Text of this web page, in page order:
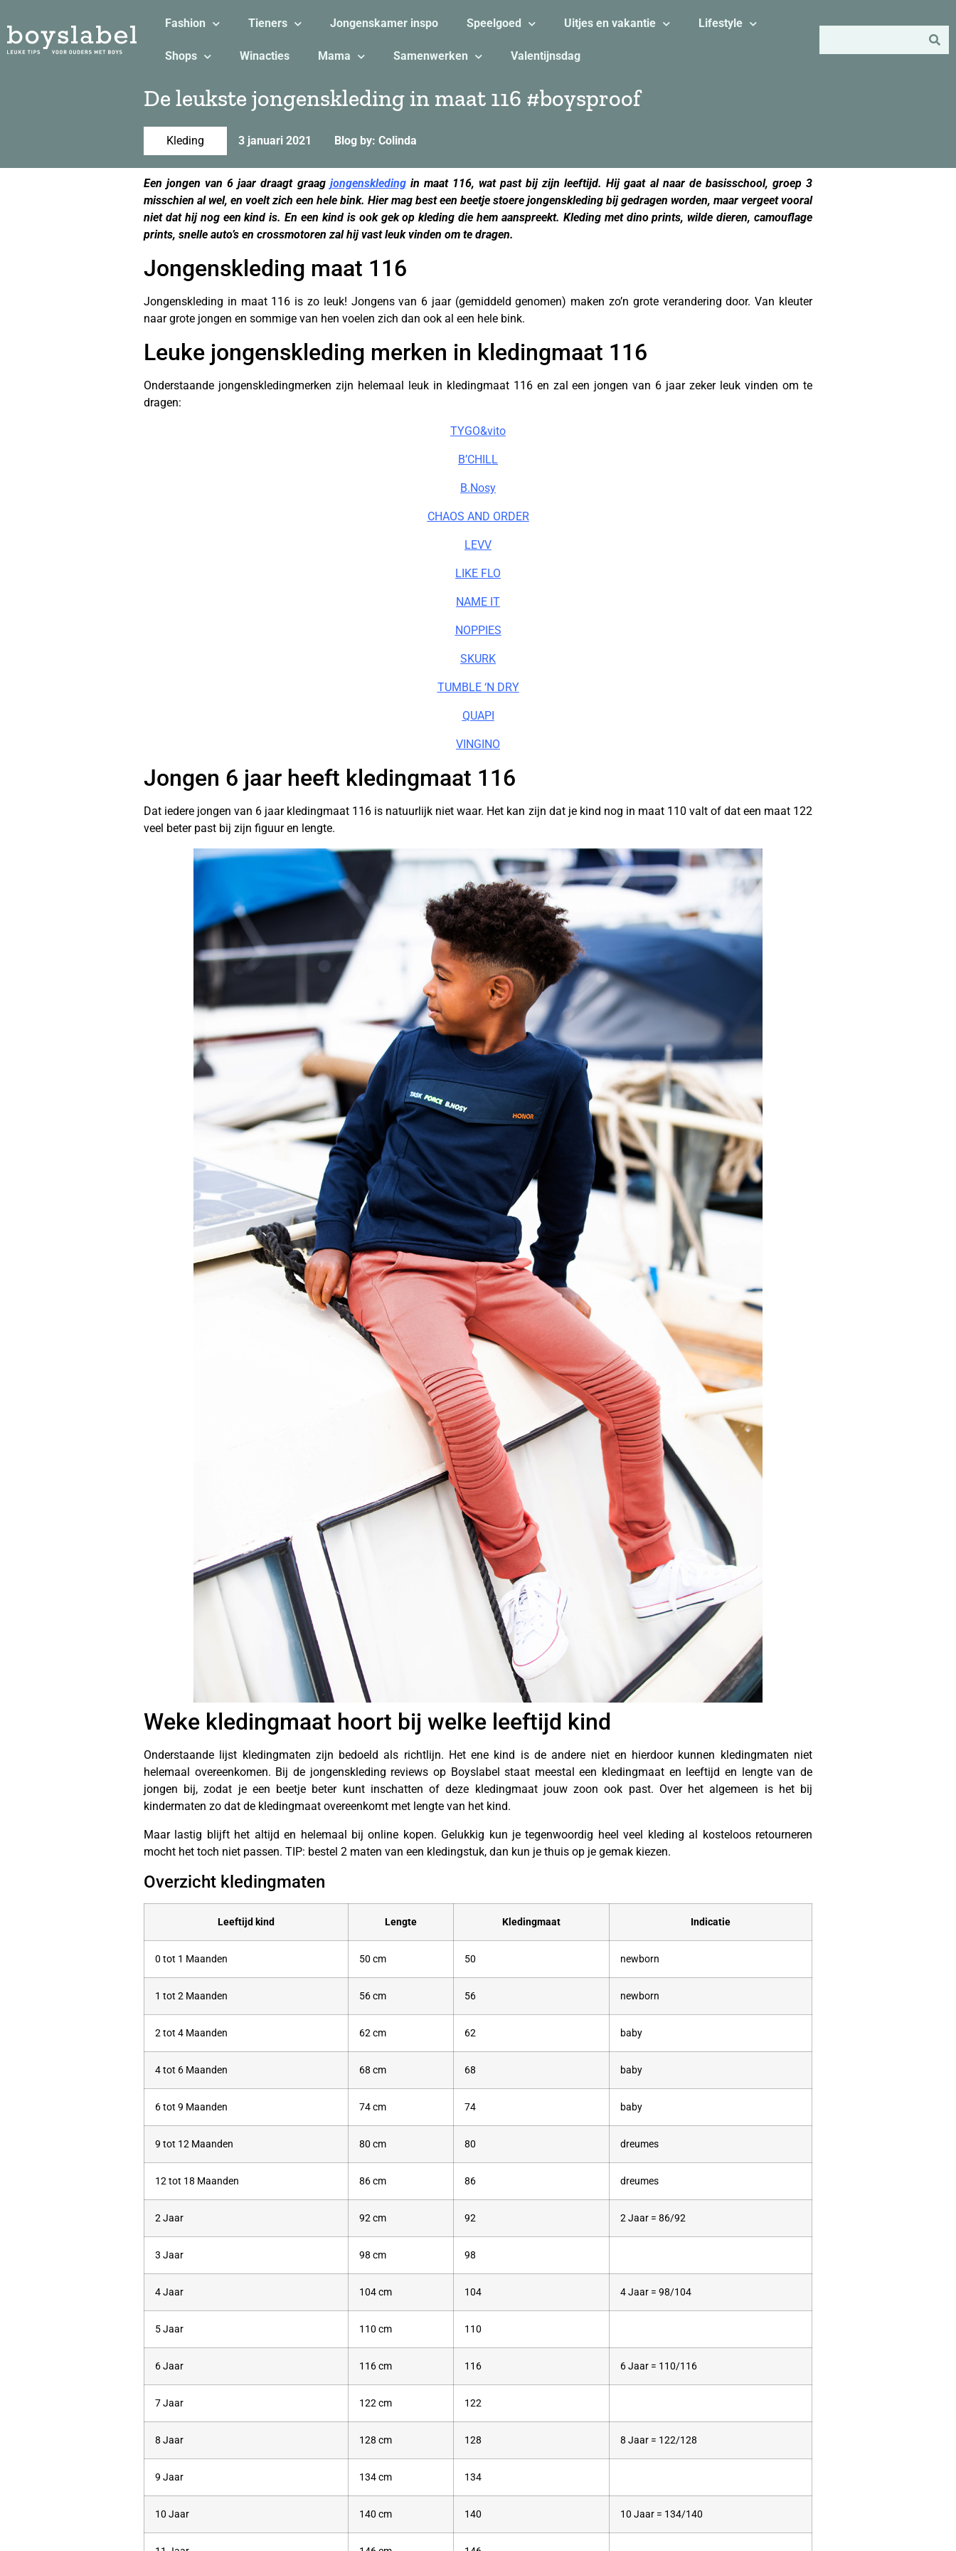
Fashion Tieners Jongenskamer inspo Speelgoed Uitjes en vakantie Lifestyle
Shops Winacties Mama Samenwerken Valentijnsdag
De leukste jongenskleding in maat 116 #boysproof
Kleding 3 januari 2021 Blog by: Colinda
Een jongen van 6 jaar draagt graag jongenskledingin maat 116, wat past bij zijn leeftijd. Hij gaat al naar de basisschool, groep 3
misschien al wel, en voelt zich een hele bink. Hier mag best een beetje stoere jongenskleding bij gedragen worden, maar vergeet vooral
niet dat hij nog een kind is. En een kind is ook gek op kleding die hem aanspreekt. Kleding met dino prints, wilde dieren, camouflage
prints, snelle auto’s en crossmotoren zal hij vast leuk vinden om te dragen.
Jongenskleding maat 116
Jongenskleding in maat 116 is zo leuk! Jongens van 6 jaar (gemiddeld genomen) maken zo’n grote verandering door. Van kleuter
naar grote jongen en sommige van hen voelen zich dan ook al een hele bink.
Leuke jongenskleding merken in kledingmaat 116
Onderstaande jongenskledingmerken zijn helemaal leuk in kledingmaat 116 en zal een jongen van 6 jaar zeker leuk vinden om te
dragen:
TYGO&vito
B’CHILL
B.Nosy
CHAOS AND ORDER
LEVV
LIKE FLO
NAME IT
NOPPIES
SKURK
TUMBLE ‘N DRY
QUAPI
VINGINO
Jongen 6 jaar heeft kledingmaat 116
Dat iedere jongen van 6 jaar kledingmaat 116 is natuurlijk niet waar. Het kan zijn dat je kind nog in maat 110 valt of dat een maat 122
veel beter past bij zijn figuur en lengte.
Weke kledingmaat hoort bij welke leeftijd kind
Onderstaande lijst kledingmaten zijn bedoeld als richtlijn. Het ene kind is de andere niet en hierdoor kunnen kledingmaten niet
helemaal overeenkomen. Bij de jongenskleding reviews op Boyslabel staat meestal een kledingmaat en leeftijd en lengte van de
jongen bij, zodat je een beetje beter kunt inschatten of deze kledingmaat jouw zoon ook past. Over het algemeen is het bij
kindermaten zo dat de kledingmaat overeenkomt met lengte van het kind.
Maar lastig blijft het altijd en helemaal bij online kopen. Gelukkig kun je tegenwoordig heel veel kleding al kosteloos retourneren
mocht het toch niet passen. TIP: bestel 2 maten van een kledingstuk, dan kun je thuis op je gemak kiezen.
Overzicht kledingmaten
Leeftijd kind Lengte Kledingmaat Indicatie
0 tot 1 Maanden 50 cm 50 newborn
1 tot 2 Maanden 56 cm 56 newborn
2 tot 4 Maanden 62 cm 62 baby
4 tot 6 Maanden 68 cm 68 baby
6 tot 9 Maanden 74 cm 74 baby
9 tot 12 Maanden 80 cm 80 dreumes
12 tot 18 Maanden 86 cm 86 dreumes
2 Jaar 92 cm 92 2 Jaar = 86/92
3 Jaar 98 cm 98
4 Jaar 104 cm 104 4 Jaar = 98/104
5 Jaar 110 cm 110
6 Jaar 116 cm 116 6 Jaar = 110/116
7 Jaar 122 cm 122
8 Jaar 128 cm 128 8 Jaar = 122/128
9 Jaar 134 cm 134
10 Jaar 140 cm 140 10 Jaar = 134/140